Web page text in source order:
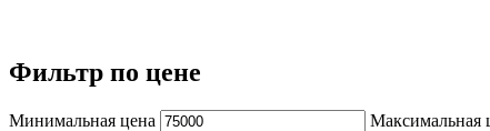
Фильтр по цене
Минимальная цена Максимальная